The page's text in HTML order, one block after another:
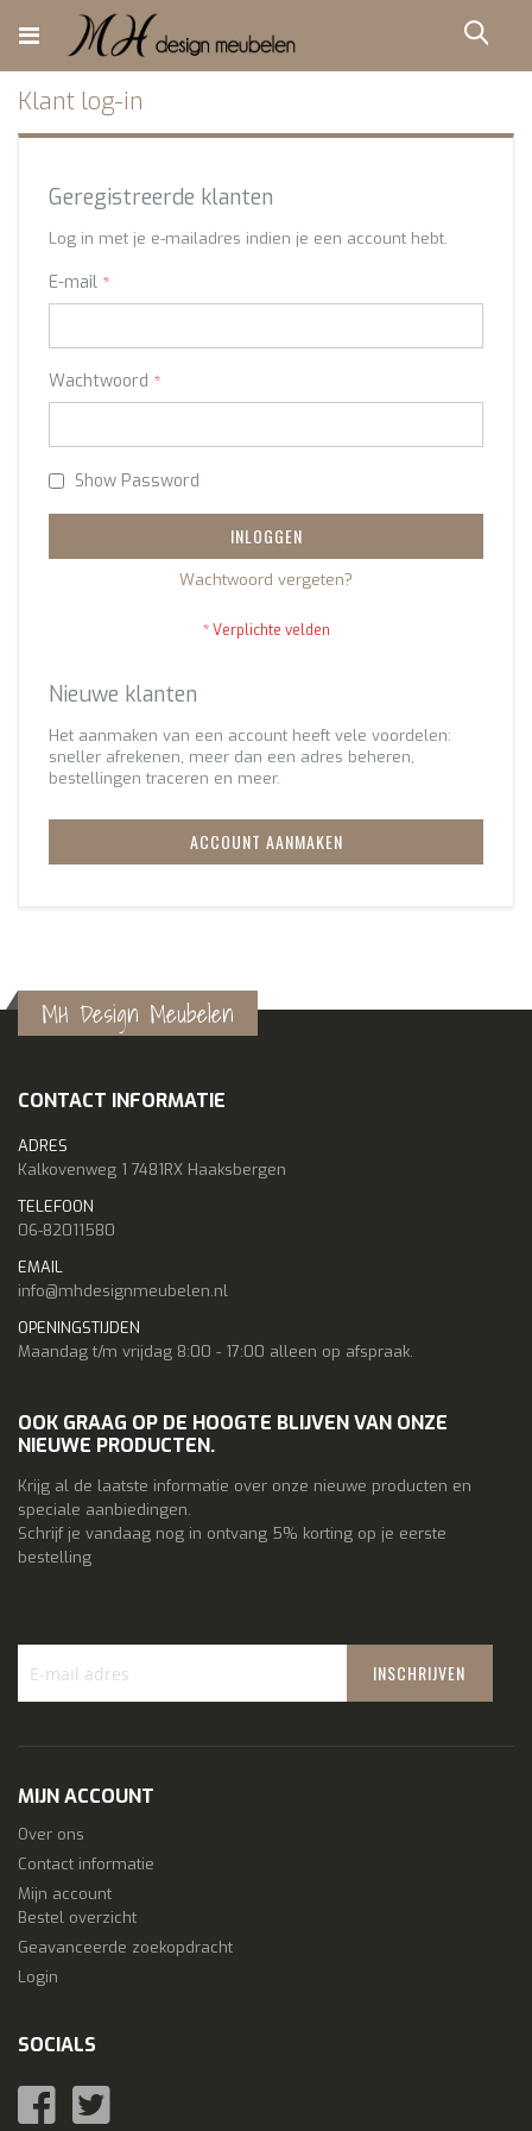
direct
door
naar
de
inhoud
Klant log-in
Geregistreerde klanten
Log in met je e-mailadres indien je een account hebt.
E-mail
Wachtwoord
Show Password
INLOGGEN
Wachtwoord vergeten?
Nieuwe klanten
Het aanmaken van een account heeft vele voordelen:
sneller afrekenen, meer dan een adres beheren,
bestellingen traceren en meer.
ACCOUNT AANMAKEN
MH Design Meubelen
CONTACT INFORMATIE
ADRES
Kalkovenweg 1 7481RX Haaksbergen
TELEFOON
06-82011580
EMAIL
info@mhdesignmeubelen.nl
OPENINGSTIJDEN
Maandag t/m vrijdag 8:00 - 17:00 alleen op afspraak.
OOK GRAAG OP DE HOOGTE BLIJVEN VAN ONZE
NIEUWE PRODUCTEN.
Krijg al de laatste informatie over onze nieuwe producten en
speciale aanbiedingen.
Schrijf je vandaag nog in ontvang 5% korting op je eerste
bestelling
onze
nieuwsbrief:
INSCHRIJVEN
MIJN ACCOUNT
Over ons
Contact informatie
Mijn account
Bestel overzicht
Geavanceerde zoekopdracht
Login
SOCIALS